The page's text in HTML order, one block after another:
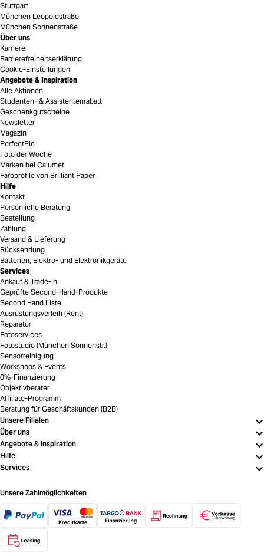
Stuttgart
München Leopoldstraße
München Sonnenstraße
Über uns
Karriere
Barrierefreiheitserklärung
Cookie-Einstellungen
Angebote & Inspiration
Alle Aktionen
Studenten- & Assistentenrabatt
Geschenkgutscheine
Newsletter
Magazin
PerfectPic
Foto der Woche
Marken bei Calumet
Farbprofile von Brilliant Paper
Hilfe
Kontakt
Persönliche Beratung
Bestellung
Zahlung
Versand & Lieferung
Rücksendung
Batterien, Elektro- und Elektronikgeräte
Services
Ankauf & Trade-In
Geprüfte Second-Hand-Produkte
Second Hand Liste
Ausrüstungsverleih (Rent)
Reparatur
Fotoservices
Fotostudio (München Sonnenstr.)
Sensorreinigung
Workshops & Events
0%-Finanzierung
Objektivberater
Affiliate-Programm
Beratung für Geschäftskunden (B2B)
Unsere Filialen
Über uns
Angebote & Inspiration
Hilfe
Services
Unsere Zahlmöglichkeiten